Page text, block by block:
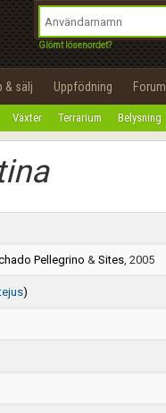
Glömt lösenordet?
& sälj Uppfödning Forum
Växter Terrarium Belysning
Pellegrino & Sites, 2005
)
Privacy Policy
Tillbaka till förstasidan